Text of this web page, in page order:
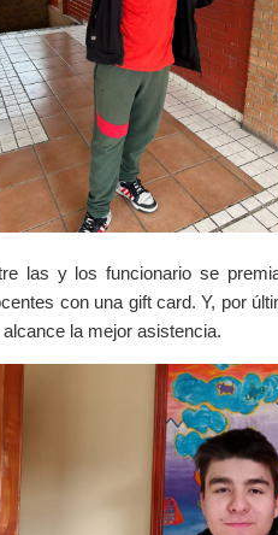
las y los funcionario se
con una gift card. Y, por
la mejor asistencia.